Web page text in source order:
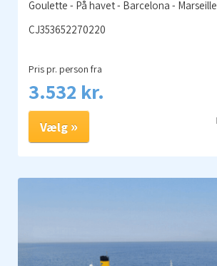
Goulette - På havet - Barcelona - Marseille
CJ353652270220
Pris pr. person fra
3.532 kr.
Vælg